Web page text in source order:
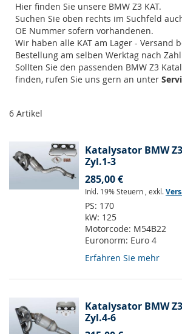
Hier finden Sie unsere BMW Z3 KAT.
Suchen Sie oben rechts im Suchfeld
OE Nummer sofern vorhandenen.
Wir haben alle KAT am Lager - Versand
Bestellung am selben Werktag nach
Sollten Sie den passenden BMW Z3
finden, rufen Sie uns gern an unter
6 Artikel
Katalysator BMW
Zyl.1-3
285,00 €
Inkl. 19% Steuern , exkl.
PS: 170
kW: 125
Motorcode: M54B22
Euronorm: Euro 4
Erfahren Sie mehr
Katalysator BMW
Zyl.4-6